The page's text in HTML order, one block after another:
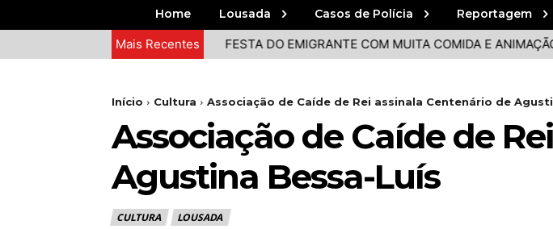
Home Lousada Casos de Polícia Reportagem
Mais Recentes
DECORRE EM LOUSADA FESTA DO EMIGRANTE COM MUITA COMIDA E ANIMAÇÃO EM
Início Cultura Associação de Caíde de Rei assinala Centenário de
Associação de Caíde de
Agustina Bessa-Luís
CULTURA LOUSADA